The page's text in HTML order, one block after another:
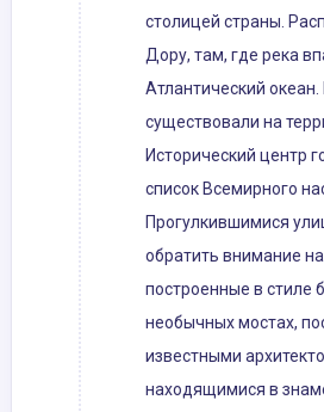
столицей страны.
Дору, там, где река
Атлантический
существовали на
Исторический центр
список Всемирного
Прогулкившимися
обратить внимание
построенные в стиле
необычных мостах,
известными
находящимися в